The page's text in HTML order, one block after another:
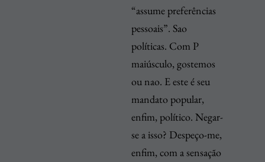
“assume preferências
pessoais”. Sao
políticas. Com P
maiúsculo, gostemos
ou nao. E este é seu
mandato popular,
enfim, político. Negar-
se a isso? Despeço-me,
enfim, com a sensação